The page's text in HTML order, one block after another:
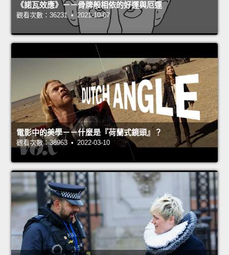
《諾瓦效應》－－骨牌般相依的好運與厄運
觀看次數：36231 • 2021-10-07
電影中的美學－－什麼是『荷蘭式鏡頭』？
觀看次數：38963 • 2022-03-10